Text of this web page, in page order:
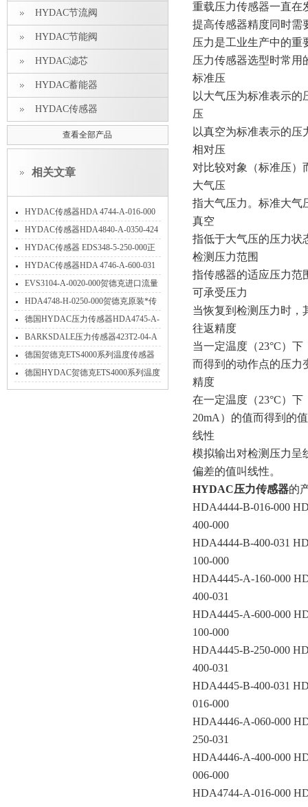
HYDAC节流阀
HYDAC节能阀
HYDAC滤芯
HYDAC蓄能器
HYDAC传感器
查看全部产品
相关文章
HYDAC传感器HDA 4744-A-016-000
应用
HYDAC传感器HDA4840-A-0350-424
特点
HYDAC传感器 EDS348-5-250-000正
确使用方法
HYDAC传感器HDA 4746-A-600-031
介绍
EVS3104-A-0020-000贺德克进口流量
传感器技术参数简介
HDA4748-H-0250-000贺德克原装*传
感器技术详解
德国HYDAC压力传感器HDA4745-A-
016-000现货当天发货
BARKSDALE压力传感器423T2-04-A
压力使用范围
德国贺德克ETS4000系列温度传感器
产品介绍
德国HYDAC贺德克ETS4000系列温度
传感器产品介绍
重载压力传感器一直在
提高传感器精度同时需
压力是工业生产中的重
压力传感器选型时常用
标准压
以大气压为标准表示
压
以真空为标准表示的压
相对压
对比较对象（标准压）
大气压
指大气压力。标准大气
真空
指低于大气压的压力状
检测压力范围
指传感器的适应压力范
可承受压力
当恢复到检测压力时，
往返精度
当一定温度（23°C）
而得到的动作点的压力
精度
在一定温度（23°C）
20mA）的值而得到的
线性
模拟输出对检测压力呈
偏差的值叫线性。
HYDAC压力传感器的
HDA4444-B-016-000
400-000
HDA4444-B-400-031
100-000
HDA4445-A-160-000
400-031
HDA4445-A-600-000
100-000
HDA4445-B-250-000
400-031
HDA4445-B-400-031
016-000
HDA4446-A-060-000
250-031
HDA4446-A-400-000
006-000
HDA4744-A-016-000